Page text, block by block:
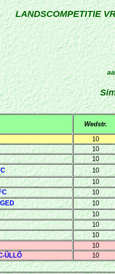
LANDSCOMPETITIE
Wedstr.
10
10
10
10
10
10
10
10
10
10
10
ÜLLŐ 10